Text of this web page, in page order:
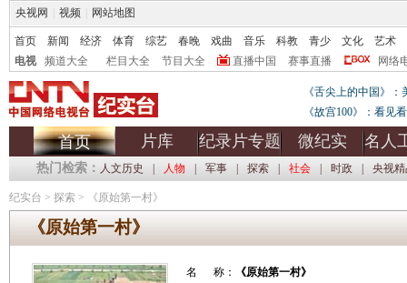
央视网 视频 网站地图
首页 新闻 经济 体育 综艺 春晚 戏曲 音乐 科教 青少 文化
艺术
电视
频道大全 栏目大全 节目大全 直播中国 赛事直播 网络
《舌尖上的中国》
《故宫100》：看见
首页 片库 纪录片专题 微纪实 名人
热门检索： 人文历史 人物 军事 探索 社会 时政 央视
纪实台 > 探索 > 《原始第一村》
《原始第一村》
名 称：
《原始第一村》